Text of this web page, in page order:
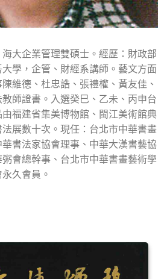
大企業管理雙碩士。經歷：財政部
學，企管、財經系講師。藝文方面
維德、杜忠誥、張禮權、黃友佳、
師證書。入選癸巳、乙未、丙申台
福建省集美博物館、閩江美術館典
展數十次。現任：台北市中華書畫
書法家協會理事、中華大漢書藝協
會總幹事、台北市中華書畫藝術學
久會員。